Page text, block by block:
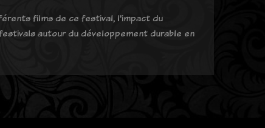
films de ce festival, l'impact du
autour du développement durable en